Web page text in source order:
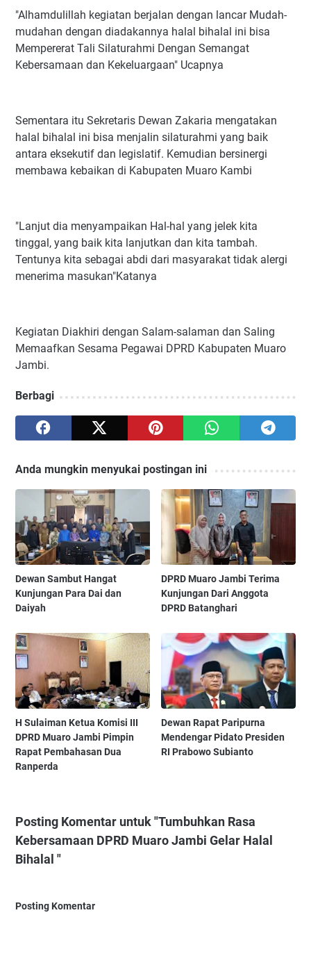
"Alhamdulillah kegiatan berjalan dengan lancar Mudah-
mudahan dengan diadakannya halal bihalal ini bisa
Mempererat Tali Silaturahmi Dengan Semangat
Kebersamaan dan Kekeluargaan" Ucapnya
Sementara itu Sekretaris Dewan Zakaria mengatakan
halal bihalal ini bisa menjalin silaturahmi yang baik
antara eksekutif dan legislatif. Kemudian bersinergi
membawa kebaikan di Kabupaten Muaro Kambi
"Lanjut dia menyampaikan Hal-hal yang jelek kita
tinggal, yang baik kita lanjutkan dan kita tambah.
Tentunya kita sebagai abdi dari masyarakat tidak alergi
menerima masukan"Katanya
Kegiatan Diakhiri dengan Salam-salaman dan Saling
Memaafkan Sesama Pegawai DPRD Kabupaten Muaro
Jambi.
Berbagi
Anda mungkin menyukai postingan ini
‎Dewan Sambut Hangat
Kunjungan Para Dai dan
Daiyah ‎
DPRD Muaro Jambi Terima
Kunjungan Dari Anggota
DPRD Batanghari ‎
‎H Sulaiman Ketua Komisi III
DPRD Muaro Jambi Pimpin
Rapat Pembahasan Dua
Ranperda
‎Dewan Rapat Paripurna
Mendengar Pidato Presiden
RI Prabowo Subianto ‎
Posting Komentar untuk "Tumbuhkan Rasa
Kebersamaan DPRD Muaro Jambi Gelar Halal
Bihalal "
Posting Komentar